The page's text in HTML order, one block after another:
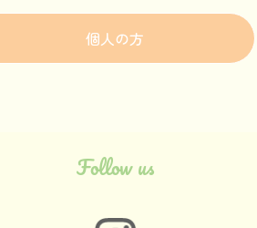
個人の方
Follow us